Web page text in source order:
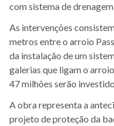
com sistema de
As intervenções
metros entre o arroio
da instalação de um
galerias que ligam o
47 milhões serão
A obra representa a
projeto de proteção da